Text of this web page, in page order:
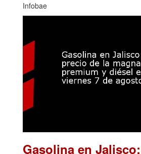
Infobae
Gasolina en